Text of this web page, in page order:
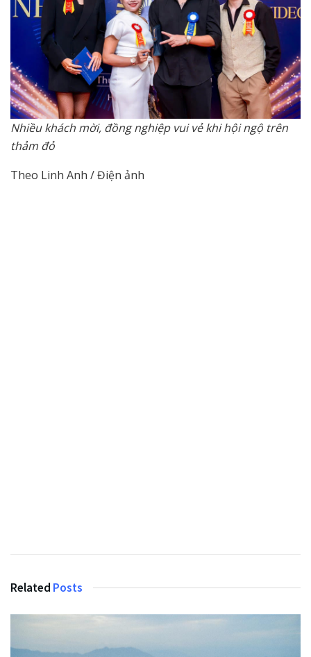
Nhiều khách mời, đồng nghiệp vui vẻ khi hội ngộ trên
thảm đỏ
Theo Linh Anh / Điện ảnh
Related Posts